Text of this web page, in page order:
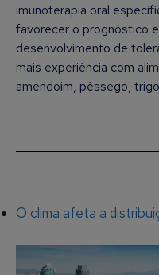
imunoterapia oral
favorecer o prognóstico
desenvolvimento de
mais experiência com
amendoim, pêssego,
O clima afeta a